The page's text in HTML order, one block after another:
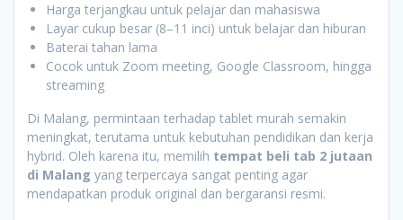
Harga terjangkau untuk pelajar dan mahasiswa
Layar cukup besar (8–11 inci) untuk belajar dan hiburan
Baterai tahan lama
Cocok untuk Zoom meeting, Google Classroom, hingga
streaming
Di Malang, permintaan terhadap tablet murah semakin
meningkat, terutama untuk kebutuhan pendidikan dan kerja
hybrid. Oleh karena itu, memilih tempat beli tab 2 jutaan
di Malang yang terpercaya sangat penting agar
mendapatkan produk original dan bergaransi resmi.